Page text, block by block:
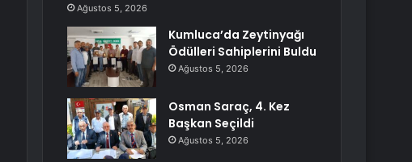
Ağustos 5, 2026
Kumluca’da Zeytinyağı
Ödülleri Sahiplerini Buldu
Ağustos 5, 2026
Osman Saraç, 4. Kez
Başkan Seçildi
Ağustos 5, 2026